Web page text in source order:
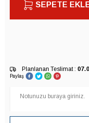
SEPETE
Planlanan Teslimat :
Paylaş